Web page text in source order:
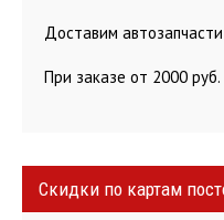
Доставим
При заказе от 2000
Скидки по картам